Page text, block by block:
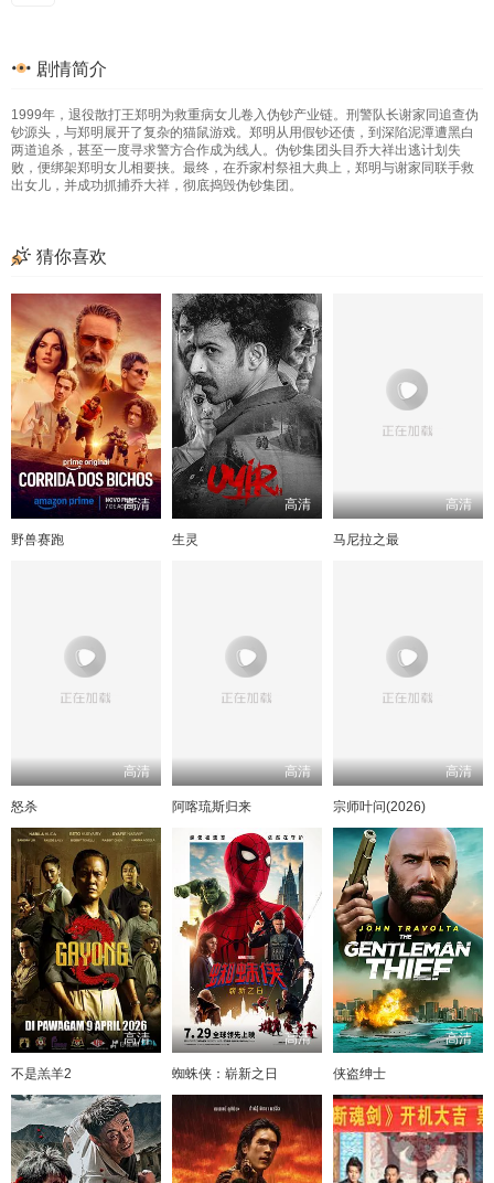
剧情简介
1999年，退役散打王郑明为救重病女儿卷入伪钞产业链。刑警队长谢家同追查伪
钞源头，与郑明展开了复杂的猫鼠游戏。郑明从用假钞还债，到深陷泥潭遭黑白
两道追杀，甚至一度寻求警方合作成为线人。伪钞集团头目乔大祥出逃计划失
败，便绑架郑明女儿相要挟。最终，在乔家村祭祖大典上，郑明与谢家同联手救
出女儿，并成功抓捕乔大祥，彻底捣毁伪钞集团。
猜你喜欢
高清
野兽赛跑
高清
生灵
高清
马尼拉之最
高清
怒杀
高清
阿喀琉斯归来
高清
宗师叶问(2026)
高清
不是羔羊2
高清
蜘蛛侠：崭新之日
高清
侠盗绅士